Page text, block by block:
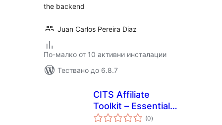
the backend
Juan Carlos Pereira Diaz
По-малко от 10 активни инсталации
Тествано до 6.8.7
CITS Affiliate
Toolkit – Essential
Elementor Widgets
(0общо
оценки
)